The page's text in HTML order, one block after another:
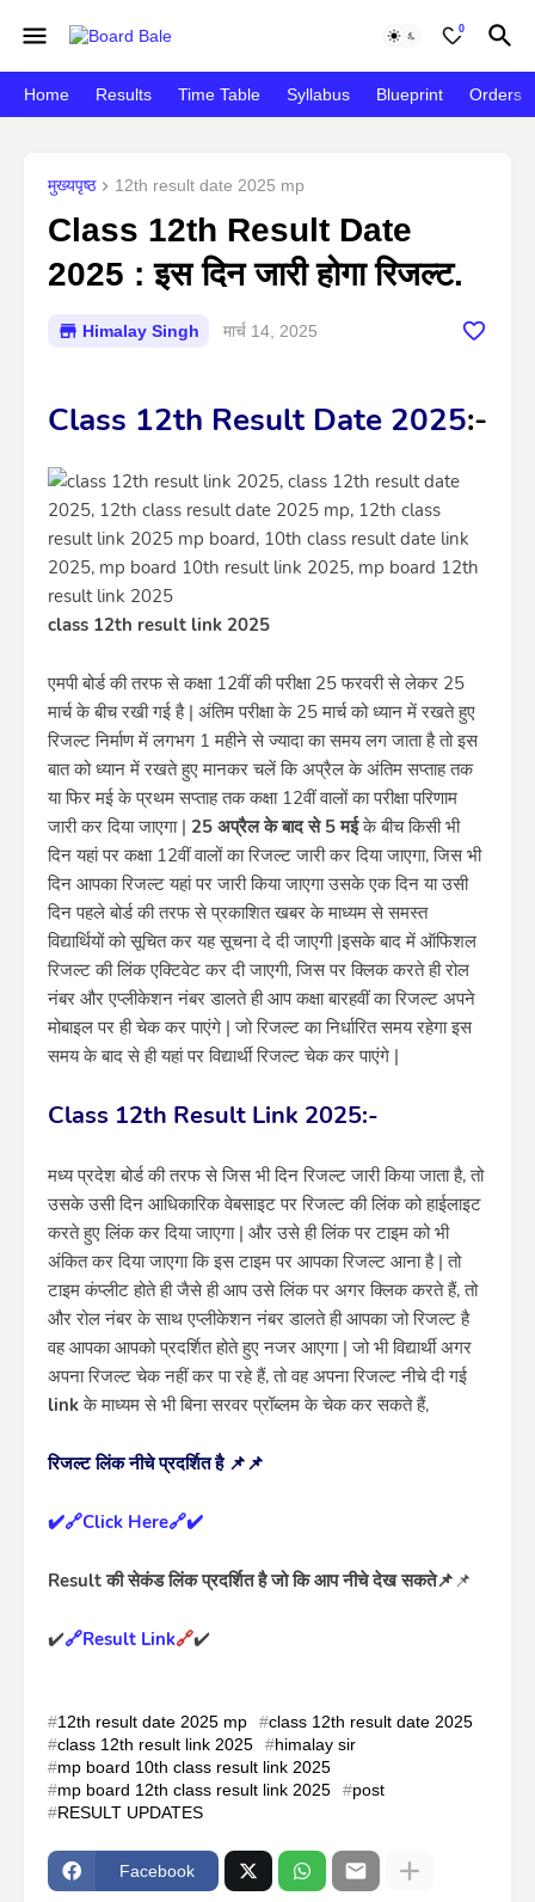
0
Home Results Time Table Syllabus Blueprint Orders
मुख्यपृष्ठ 12th result date 2025 mp
Class 12th Result Date
2025 : इस दिन जारी होगा रिजल्ट.
Himalay Singh मार्च 14, 2025
Class 12th Result Date 2025:-
class 12th result link 2025
एमपी बोर्ड की तरफ से कक्षा 12वीं की परीक्षा 25 फरवरी से लेकर 25
मार्च के बीच रखी गई है | अंतिम परीक्षा के 25 मार्च को ध्यान में रखते हुए
रिजल्ट निर्माण में लगभग 1 महीने से ज्यादा का समय लग जाता है तो इस
बात को ध्यान में रखते हुए मानकर चलें कि अप्रैल के अंतिम सप्ताह तक
या फिर मई के प्रथम सप्ताह तक कक्षा 12वीं वालों का परीक्षा परिणाम
जारी कर दिया जाएगा | 25 अप्रैल के बाद से 5 मईके बीच किसी भी
दिन यहां पर कक्षा 12वीं वालों का रिजल्ट जारी कर दिया जाएगा, जिस भी
दिन आपका रिजल्ट यहां पर जारी किया जाएगा उसके एक दिन या उसी
दिन पहले बोर्ड की तरफ से प्रकाशित खबर के माध्यम से समस्त
विद्यार्थियों को सूचित कर यह सूचना दे दी जाएगी |इसके बाद में ऑफिशल
रिजल्ट की लिंक एक्टिवेट कर दी जाएगी, जिस पर क्लिक करते ही रोल
नंबर और एप्लीकेशन नंबर डालते ही आप कक्षा बारहवीं का रिजल्ट अपने
मोबाइल पर ही चेक कर पाएंगे | जो रिजल्ट का निर्धारित समय रहेगा इस
समय के बाद से ही यहां पर विद्यार्थी रिजल्ट चेक कर पाएंगे |
Class 12th Result Link 2025:-
मध्य प्रदेश बोर्ड की तरफ से जिस भी दिन रिजल्ट जारी किया जाता है, तो
उसके उसी दिन आधिकारिक वेबसाइट पर रिजल्ट की लिंक को हाईलाइट
करते हुए लिंक कर दिया जाएगा | और उसे ही लिंक पर टाइम को भी
अंकित कर दिया जाएगा कि इस टाइम पर आपका रिजल्ट आना है | तो
टाइम कंप्लीट होते ही जैसे ही आप उसे लिंक पर अगर क्लिक करते हैं, तो
और रोल नंबर के साथ एप्लीकेशन नंबर डालते ही आपका जो रिजल्ट है
वह आपका आपको प्रदर्शित होते हुए नजर आएगा | जो भी विद्यार्थी अगर
अपना रिजल्ट चेक नहीं कर पा रहे हैं, तो वह अपना रिजल्ट नीचे दी गई
linkके माध्यम से भी बिना सरवर प्रॉब्लम के चेक कर सकते हैं,
रिजल्ट लिंक नीचे प्रदर्शित है 📌📌
✔️🔗Click Here🔗✔️
Result की सेकंड लिंक प्रदर्शित है जो कि आप नीचे देख सकते📌📌
✔️🔗Result Link🔗✔️
12th result date 2025 mp
class 12th result date 2025
class 12th result link 2025
himalay sir
mp board 10th class result link 2025
mp board 12th class result link 2025
post
RESULT UPDATES
Facebook